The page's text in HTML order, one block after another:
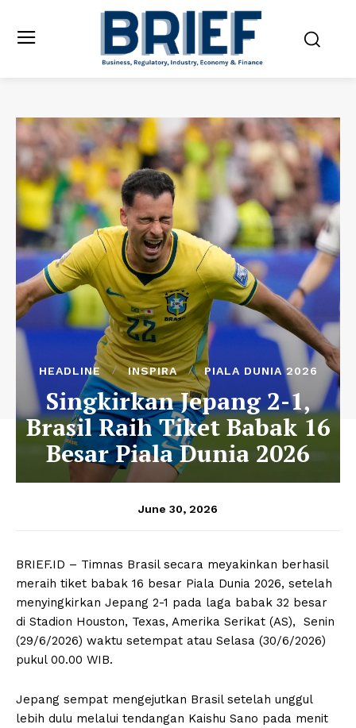
HEADLINE INSPIRA PIALA DUNIA 2026
Singkirkan Jepang 2-1,
Brasil Raih Tiket Babak 16
Besar Piala Dunia 2026
June 30, 2026
BRIEF.ID – Timnas Brasil secara meyakinkan berhasil
meraih tiket babak 16 besar Piala Dunia 2026, setelah
menyingkirkan Jepang 2-1 pada laga babak 32 besar
di Stadion Houston, Texas, Amerika Serikat (AS), Senin
(29/6/2026) waktu setempat atau Selasa (30/6/2026)
pukul 00.00 WIB.
Jepang sempat mengejutkan Brasil setelah unggul
lebih dulu melalui tendangan Kaishu Sano pada menit